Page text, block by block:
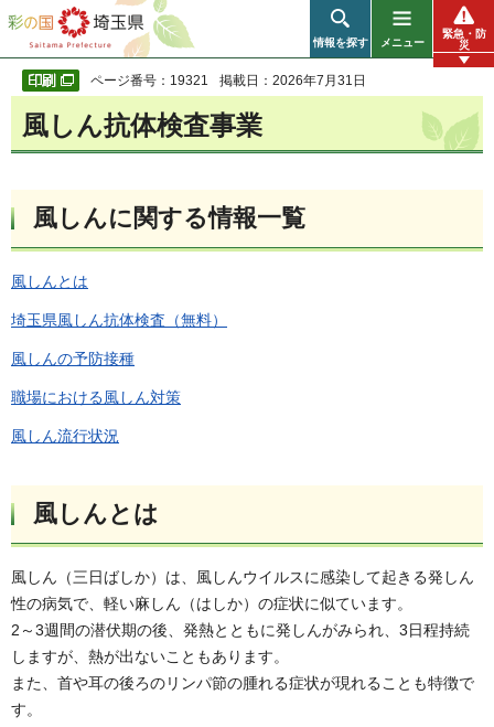
彩の国 埼玉県
情報を探す メニュー
緊急・防
災
ページ番号：19321 掲載日：2026年7月31日
風しん抗体検査事業
風しんに関する情報一覧
風しんとは
埼玉県風しん抗体検査（無料）
風しんの予防接種
職場における風しん対策
風しん流行状況
風しんとは
風しん（三日ばしか）は、風しんウイルスに感染して起きる発しん
性の病気で、軽い麻しん（はしか）の症状に似ています。
2～3週間の潜伏期の後、発熱とともに発しんがみられ、3日程持続
しますが、熱が出ないこともあります。
また、首や耳の後ろのリンパ節の腫れる症状が現れることも特徴で
す。